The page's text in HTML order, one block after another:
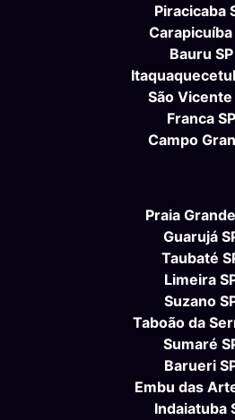
Piracicaba
Carapicuíba
Bauru SP
São Vicente
Franca SP
Campo
Praia
Guarujá
Taubaté
Limeira
Suzano
Taboão da
Sumaré
Barueri
Embu das
Indaiatuba